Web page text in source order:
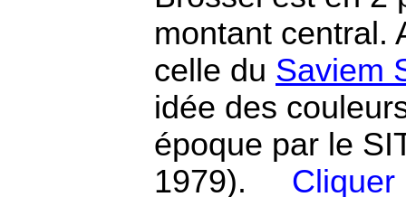
montant central.
celle du Saviem
idée des
époque par le
1979).
Cliquer